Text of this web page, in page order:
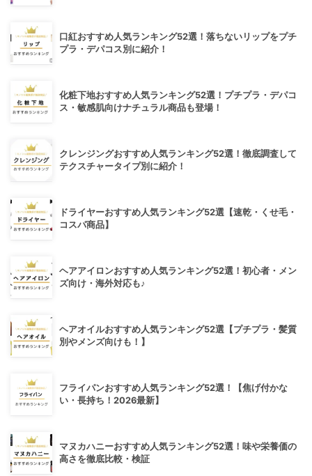
口紅おすすめ人気ランキング52選！落ちないリップをプチ
プラ・デパコス別に紹介！
化粧下地おすすめ人気ランキング52選！プチプラ・デパコ
ス・敏感肌向けナチュラル商品も登場！
クレンジングおすすめ人気ランキング52選！徹底調査して
テクスチャータイプ別に紹介！
ドライヤーおすすめ人気ランキング52選【速乾・くせ毛・
コスパ商品】
ヘアアイロンおすすめ人気ランキング52選！初心者・メン
ズ向け・海外対応も♪
ヘアオイルおすすめ人気ランキング52選【プチプラ・髪質
別やメンズ向けも！】
フライパンおすすめ人気ランキング52選！【焦げ付かな
い・長持ち！2026最新】
マヌカハニーおすすめ人気ランキング52選！味や栄養価の
高さを徹底比較・検証